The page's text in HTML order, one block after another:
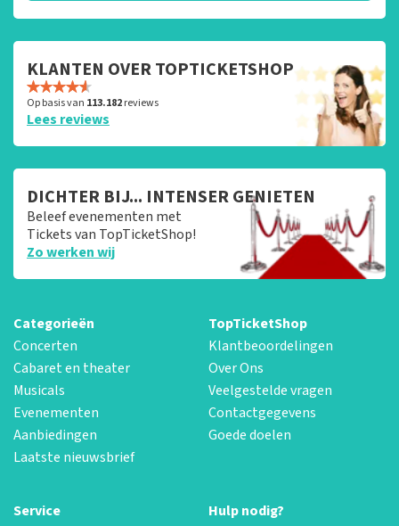
KLANTEN OVER TOPTICKETSHOP
Op basis van 113.182reviews
Lees reviews
DICHTER BIJ... INTENSER GENIETEN
Beleef evenementen met
Tickets van TopTicketShop!
Zo werken wij
Categorieën
Concerten
Cabaret en theater
Musicals
Evenementen
Aanbiedingen
Laatste nieuwsbrief
TopTicketShop
Klantbeoordelingen
Over Ons
Veelgestelde vragen
Contactgegevens
Goede doelen
Service
Hulp nodig?